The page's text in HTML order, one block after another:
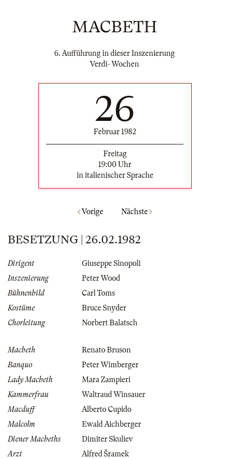
MACBETH
6. Aufführung in dieser Inszenierung
Verdi- Wochen
26
Februar 1982
Freitag
19:00 Uhr
in italienischer Sprache
Vorige Nächste
BESETZUNG | 26.02.1982
Dirigent
Giuseppe Sinopoli
Inszenierung
Peter Wood
Bühnenbild
Carl Toms
Kostüme
Bruce Snyder
Chorleitung
Norbert Balatsch
Macbeth
Renato Bruson
Banquo
Peter Wimberger
Lady Macbeth
Mara Zampieri
Kammerfrau
Waltraud Winsauer
Macduff
Alberto Cupido
Malcolm
Ewald Aichberger
Diener Macbeths
Dimiter Skuliev
Arzt
Alfred Šramek